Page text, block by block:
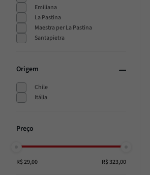
Emiliana
La Pastina
Maestra per La Pastina
Santapietra
Origem
Chile
Itália
R$ 29,00 R$ 323,00